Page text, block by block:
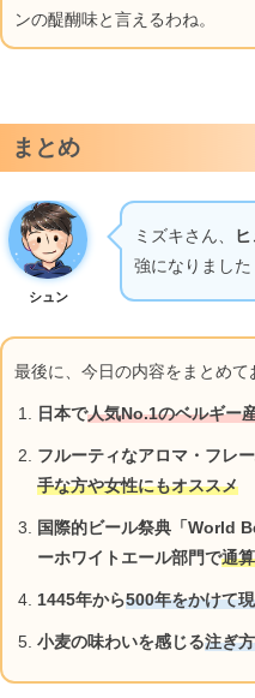
ンの醍醐味と言えるわね。
まとめ
シュン
ミズキさん、
強になりました
最後に、今日の内容をまとめて
日本で人気No.1のベルギー
フルーティなアロマ・フレ
手な方や女性にもオススメ
国際的ビール祭典「World
ーホワイトエール部門で通
1445年から500年をかけて
小麦の味わいを感じる注ぎ